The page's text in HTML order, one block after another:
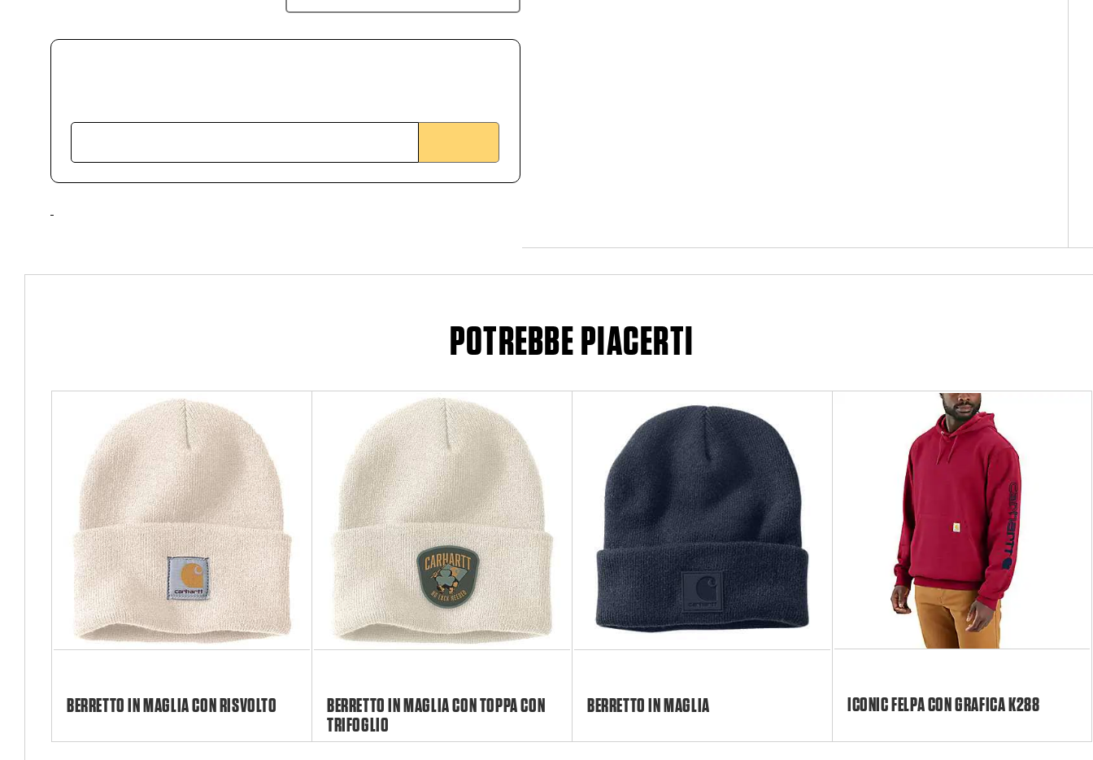
POTREBBE PIACERTI
BERRETTO IN MAGLIA CON RISVOLTO
BERRETTO IN MAGLIA CON TOPPA CON
TRIFOGLIO
BERRETTO IN MAGLIA ICONIC FELPA CON GRAFICA K288